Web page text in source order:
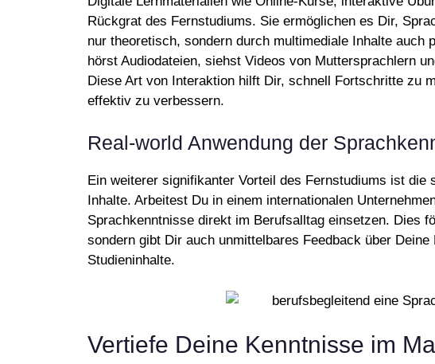
Rückgrat des Fernstudiums. Sie ermöglichen es Dir,
nur theoretisch, sondern durch multimediale Inhalte auch
hörst Audiodateien, siehst Videos von Muttersprachlern
Diese Art von Interaktion hilft Dir, schnell Fortschritte zu
effektiv zu verbessern.
Real-world Anwendung der
Ein weiterer signifikanter Vorteil des Fernstudiums ist die
Inhalte. Arbeitest Du in einem internationalen
Sprachkenntnisse direkt im Berufsalltag einsetzen. Dies
sondern gibt Dir auch unmittelbares Feedback über
Studieninhalte.
Vertiefe Deine Kenntnisse im